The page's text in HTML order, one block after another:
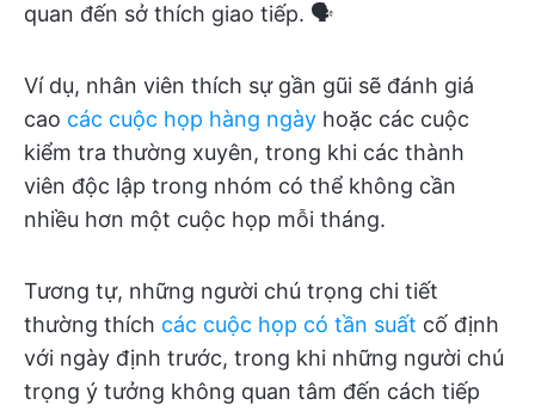
quan đến sở thích giao tiếp. 🗣️
Ví dụ, nhân viên thích sự gần gũi sẽ đánh giá
cao các cuộc họp hàng ngày hoặc các cuộc
kiểm tra thường xuyên, trong khi các thành
viên độc lập trong nhóm có thể không cần
nhiều hơn một cuộc họp mỗi tháng.
Tương tự, những người chú trọng chi tiết
thường thích các cuộc họp có tần suất cố định
với ngày định trước, trong khi những người chú
trọng ý tưởng không quan tâm đến cách tiếp